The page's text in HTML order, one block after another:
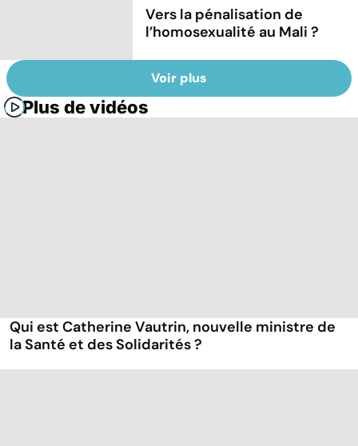
Vers la pénalisation de
l’homosexualité au Mali ?
Voir plus
Plus de vidéos
Qui est Catherine Vautrin, nouvelle ministre de
la Santé et des Solidarités ?